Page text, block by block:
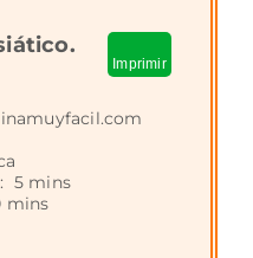
Imprimir
5 mins
mins